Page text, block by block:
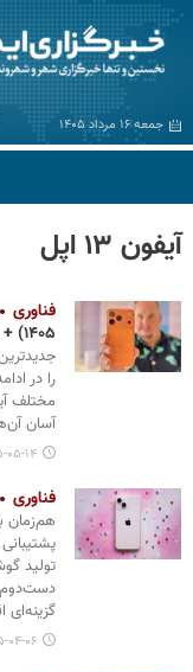
جمعه ۱۶ مرداد ۱۴۰۵
آیفون ۱۳ اپل
فناوری
۱۴۰۵) + جدول
را در
آسان
۱۴۰۵-۰۵-
فناوری
هم‌زمان
تولید
دست‌دوم
۱۴۰۵-۰۴-